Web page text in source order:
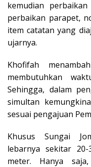
kemudian
perbaikan parapet,
item catatan yang
ujarnya.
Khofifah
membutuhkan
Sehingga, dalam
simultan
sesuai pengajuan
Khusus Sungai
lebarnya sekitar
meter. Hanya